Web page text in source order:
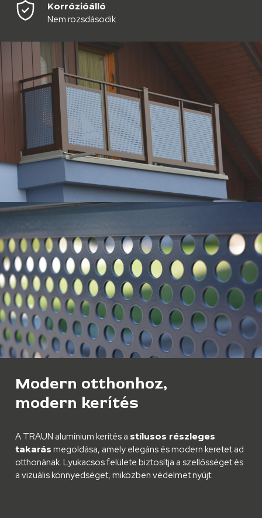
Korrózióálló
Nem rozsdásodik
Modern otthonhoz,
modern kerítés
A TRAUN alumínium kerítés a stílusos részleges
takarás megoldása, amely elegáns és modern keretet ad
otthonának. Lyukacsos felülete biztosítja a szellősséget és
a vizuális könnyedséget, miközben védelmet nyújt.